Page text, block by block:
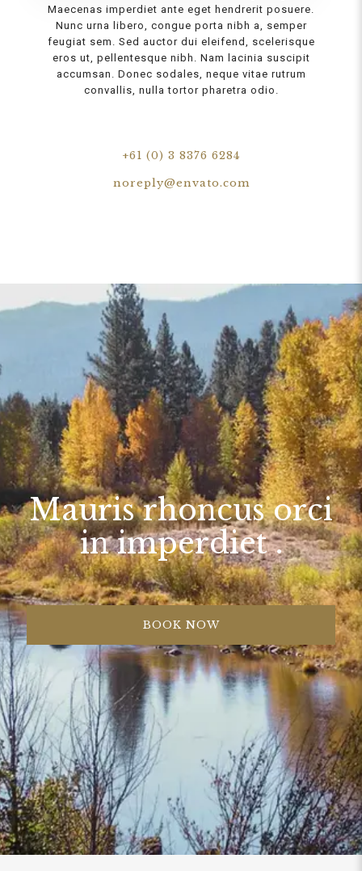
Maecenas imperdiet ante eget hendrerit posuere.
Nunc urna libero, congue porta nibh a, semper
feugiat sem. Sed auctor dui eleifend, scelerisque
eros ut, pellentesque nibh. Nam lacinia suscipit
accumsan. Donec sodales, neque vitae rutrum
convallis, nulla tortor pharetra odio.
+61 (0) 3 8376 6284
noreply@envato.com
Mauris rhoncus orci
in imperdiet .
BOOK NOW